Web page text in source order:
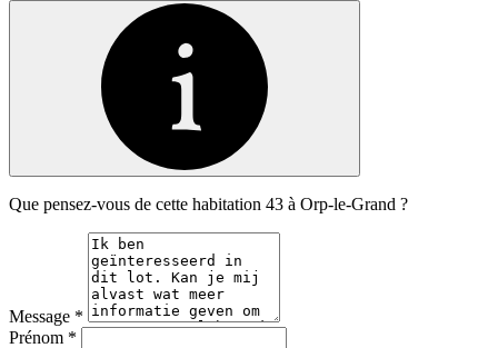
Que pensez-vous de cette habitation 43 à Orp-le-Grand ?
Message *
Prénom *